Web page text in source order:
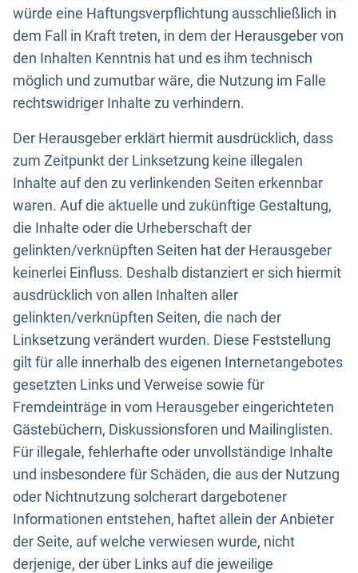
würde eine Haftungsverpflichtung ausschließlich in
dem Fall in Kraft treten, in dem der Herausgeber von
den Inhalten Kenntnis hat und es ihm technisch
möglich und zumutbar wäre, die Nutzung im Falle
rechtswidriger Inhalte zu verhindern.
Der Herausgeber erklärt hiermit ausdrücklich, dass
zum Zeitpunkt der Linksetzung keine illegalen
Inhalte auf den zu verlinkenden Seiten erkennbar
waren. Auf die aktuelle und zukünftige Gestaltung,
die Inhalte oder die Urheberschaft der
gelinkten/verknüpften Seiten hat der Herausgeber
keinerlei Einfluss. Deshalb distanziert er sich hiermit
ausdrücklich von allen Inhalten aller
gelinkten/verknüpften Seiten, die nach der
Linksetzung verändert wurden. Diese Feststellung
gilt für alle innerhalb des eigenen Internetangebotes
gesetzten Links und Verweise sowie für
Fremdeinträge in vom Herausgeber eingerichteten
Gästebüchern, Diskussionsforen und Mailinglisten.
Für illegale, fehlerhafte oder unvollständige Inhalte
und insbesondere für Schäden, die aus der Nutzung
oder Nichtnutzung solcherart dargebotener
Informationen entstehen, haftet allein der Anbieter
der Seite, auf welche verwiesen wurde, nicht
derjenige, der über Links auf die jeweilige